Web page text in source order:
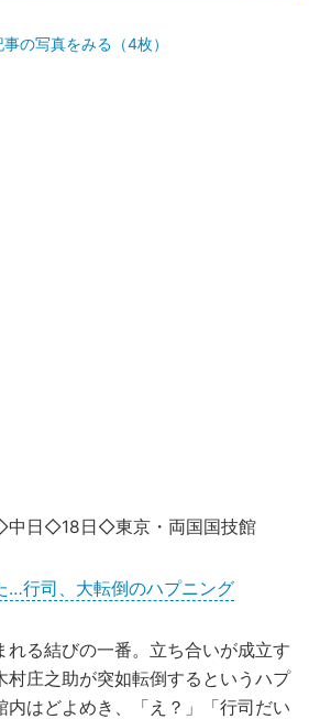
事の写真をみる（4枚）
中日◇18日◇東京・両国国技館
…行司、大転倒のハプニング
る結びの一番。立ち合いが成立す
村庄之助が突如転倒するというハプ
内はどよめき、「え？」「行司だい